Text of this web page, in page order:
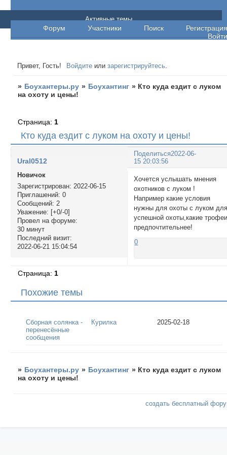
Боухантеры.ру
Форум Участники Поиск
Регистрация
Войти
Активные темы
Привет, Гость! Войдите илизарегистрируйтесь.
» Боухантеры.ру » Боухантинг » Кто куда ездит с луком
на охоту и цены!
Кто куда ездит с луком на охоту и цены!
Страница: 1
Поделиться2022-06-
15 20:03:56
Ural0512
Новичок
Зарегистрирован: 2022-06-15
Приглашений: 0
Сообщений: 2
Уважение: [+0/-0]
Провел на форуме:
30 минут
Последний визит:
2022-06-21 15:04:54
Хочется услышать мнения
охотников с луком !
Например какие условия
нужны для охоты с луком
успешной охоты,какие
предпочтительнее!
0
Страница: 1
Похожие темы
Сборная солянка -
перенесённые
сообщения
Курилка 2025-02-18
» Боухантеры.ру » Боухантинг » Кто куда ездит с луком
на охоту и цены!
создать бесплатный